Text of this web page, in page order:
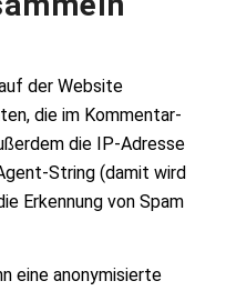
der Website
die im Kommentar-
die IP-Adresse
String (damit wird
Erkennung von Spam
eine anonymisierte